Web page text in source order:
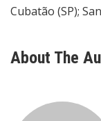
Cubatão (SP);
About The